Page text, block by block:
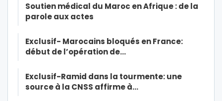
Soutien médical du Maroc en Afrique : de la
parole aux actes
Exclusif- Marocains bloqués en France:
début de l’opération de…
Exclusif-Ramid dans la tourmente: une
source à la CNSS affirme à…